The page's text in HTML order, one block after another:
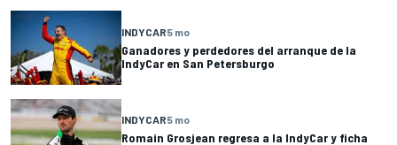
INDYCAR5 mo
Ganadores y perdedores del arranque de la
IndyCar en San Petersburgo
INDYCAR5 mo
Romain Grosjean regresa a la IndyCar y ficha